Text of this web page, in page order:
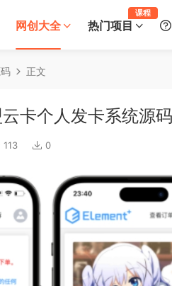
网创大全 热门项目
课程
正文
卡个人发卡系统源
113 0